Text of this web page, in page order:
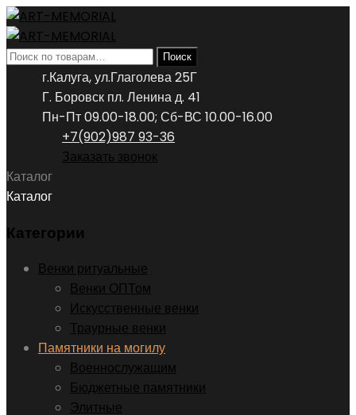
Искать: Поиск
г.Калуга, ул.Глаголева 25Г
Г. Боровск пл. Ленина д. 41
Пн-Пт 09.00-18.00; Сб-ВС 10.00-16.00
+7(902)987 93-36
Заказать звонок
Каталог
Каталог
Категории
Венки ритуальные
Венки ОПТом
Искусственные венки
Траурные венки
Памятники на могилу
Военнослужащим
Бюджетные памятники
Элитные